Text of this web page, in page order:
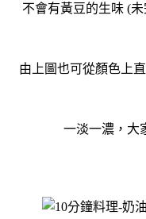
不會有黃豆的生味 (
由上圖也可從顏色上
一淡一濃， 大